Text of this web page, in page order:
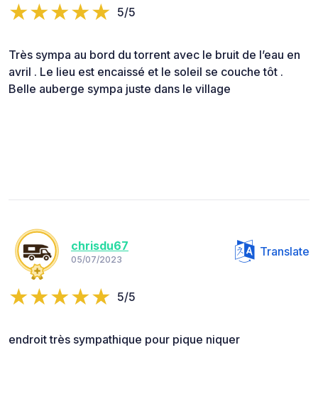
5/5
Très sympa au bord du torrent avec le bruit de l’eau en
avril . Le lieu est encaissé et le soleil se couche tôt .
Belle auberge sympa juste dans le village
chrisdu67
05/07/2023
Translate
5/5
endroit très sympathique pour pique niquer